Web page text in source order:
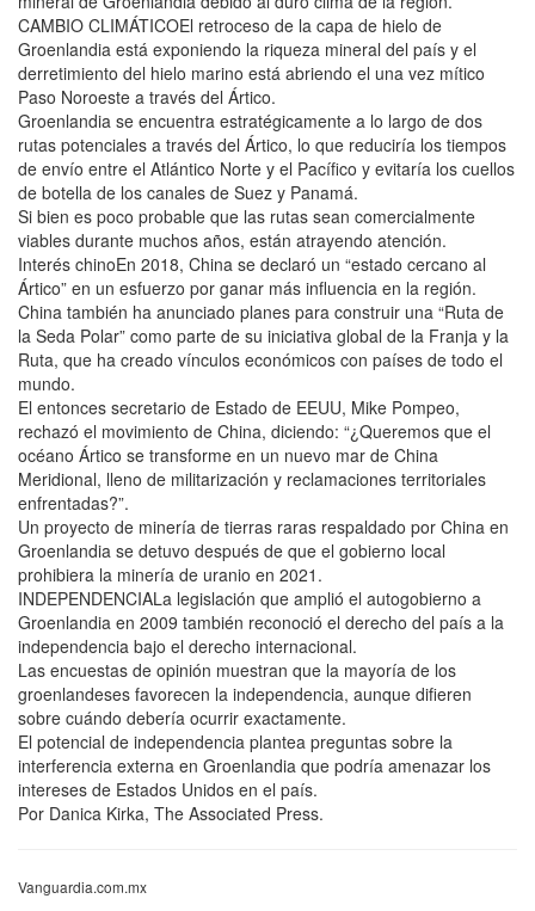
CAMBIO CLIMÁTICOEl retroceso de la capa de hielo de
Groenlandia está exponiendo la riqueza mineral del país y el
derretimiento del hielo marino está abriendo el una vez mítico
Paso Noroeste a través del Ártico.
Groenlandia se encuentra estratégicamente a lo largo de dos
rutas potenciales a través del Ártico, lo que reduciría los tiempos
de envío entre el Atlántico Norte y el Pacífico y evitaría los cuellos
de botella de los canales de Suez y Panamá.
Si bien es poco probable que las rutas sean comercialmente
viables durante muchos años, están atrayendo atención.
Interés chinoEn 2018, China se declaró un “estado cercano al
Ártico” en un esfuerzo por ganar más influencia en la región.
China también ha anunciado planes para construir una “Ruta de
la Seda Polar” como parte de su iniciativa global de la Franja y la
Ruta, que ha creado vínculos económicos con países de todo el
mundo.
El entonces secretario de Estado de EEUU, Mike Pompeo,
rechazó el movimiento de China, diciendo: “¿Queremos que el
océano Ártico se transforme en un nuevo mar de China
Meridional, lleno de militarización y reclamaciones territoriales
enfrentadas?”.
Un proyecto de minería de tierras raras respaldado por China en
Groenlandia se detuvo después de que el gobierno local
prohibiera la minería de uranio en 2021.
INDEPENDENCIALa legislación que amplió el autogobierno a
Groenlandia en 2009 también reconoció el derecho del país a la
independencia bajo el derecho internacional.
Las encuestas de opinión muestran que la mayoría de los
groenlandeses favorecen la independencia, aunque difieren
sobre cuándo debería ocurrir exactamente.
El potencial de independencia plantea preguntas sobre la
interferencia externa en Groenlandia que podría amenazar los
intereses de Estados Unidos en el país.
Por Danica Kirka, The Associated Press.
Vanguardia.com.mx